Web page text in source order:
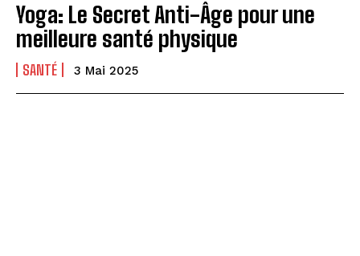
Yoga: Le Secret Anti-Âge pour une
meilleure santé physique
SANTÉ 3 Mai 2025